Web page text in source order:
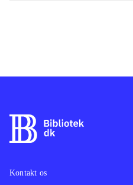
Kontakt os